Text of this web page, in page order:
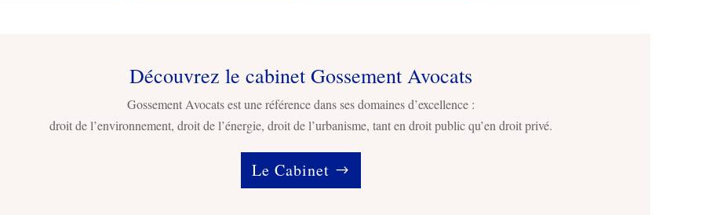
Découvrez le cabinet Gossement Avocats
Gossement Avocats est une référence dans ses domaines d’excellence :
droit de l’environnement, droit de l’énergie, droit de l’urbanisme, tant en droit public qu’en droit privé.
Le Cabinet